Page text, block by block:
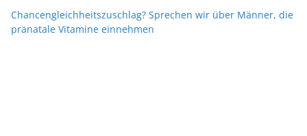
Chancengleichheitszuschlag? Sprechen wir über Männer, die
pränatale Vitamine einnehmen